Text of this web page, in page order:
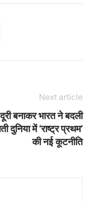
Next article
बनाकर भारत ने बदली
दुनिया में ‘राष्ट्र प्रथम’
की नई कूटनीति